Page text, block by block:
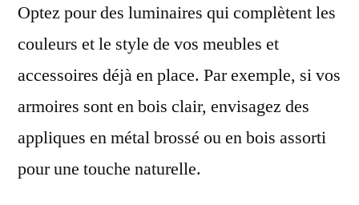
Optez pour des luminaires qui complètent les
couleurs et le style de vos meubles et
accessoires déjà en place. Par exemple, si vos
armoires sont en bois clair, envisagez des
appliques en métal brossé ou en bois assorti
pour une touche naturelle.